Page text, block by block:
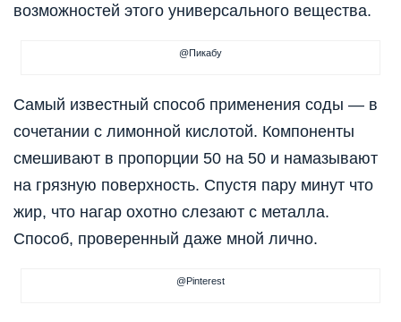
возможностей этого универсального вещества.
@Пикабу
Самый известный способ применения соды — в
сочетании с лимонной кислотой. Компоненты
смешивают в пропорции 50 на 50 и намазывают
на грязную поверхность. Спустя пару минут что
жир, что нагар охотно слезают с металла.
Способ, проверенный даже мной лично.
@Pinterest